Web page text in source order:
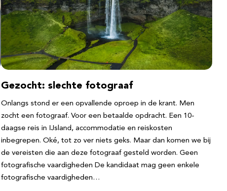
Gezocht: slechte fotograaf
Onlangs stond er een opvallende oproep in de krant. Men
zocht een fotograaf. Voor een betaalde opdracht. Een 10-
daagse reis in IJsland, accommodatie en reiskosten
inbegrepen. Oké, tot zo ver niets geks. Maar dan komen we bij
de vereisten die aan deze fotograaf gesteld worden. Geen
fotografische vaardigheden De kandidaat mag geen enkele
fotografische vaardigheden…